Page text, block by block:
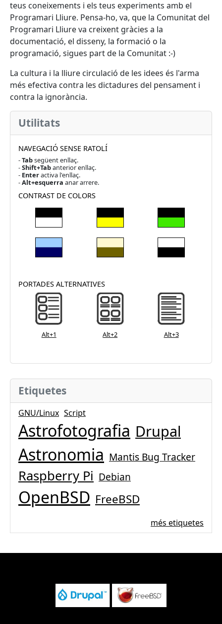
teus coneixements i els teus experiments amb el
Programari Lliure. Pensa-ho, va, que la Comunitat del
Programari Lliure va creixent gràcies a la
documentació, el disseny, la formació o la
programació, sigues part de la Comunitat :-)
La cultura i la lliure circulació de les idees és l'arma
més efectiva contra les dictadures del pensament i
contra la ignorància.
Utilitats
NAVEGACIÓ SENSE RATOLÍ
-Tabsegüent enllaç.
-Shift+Tabanterior enllaç.
- Enteractiva l'enllaç.
-Alt+esquerra anar arrere.
CONTRAST DE COLORS
PORTADES ALTERNATIVES
Alt+1 Alt+2 Alt+3
Etiquetes
GNU/Linux Script
Astrofotografia Drupal
Astronomia Mantis Bug Tracker
Raspberry Pi Debian
OpenBSD FreeBSD
més etiquetes